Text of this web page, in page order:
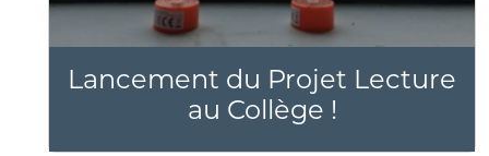
Lancement du Projet Lecture
au Collège !